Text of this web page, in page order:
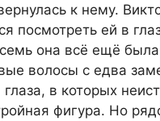
к нему.
посмотреть ей в
она всё ещё
волосы с едва
глаза, в которых
фигура. Но